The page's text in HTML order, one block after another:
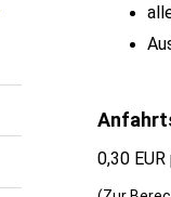
0,30